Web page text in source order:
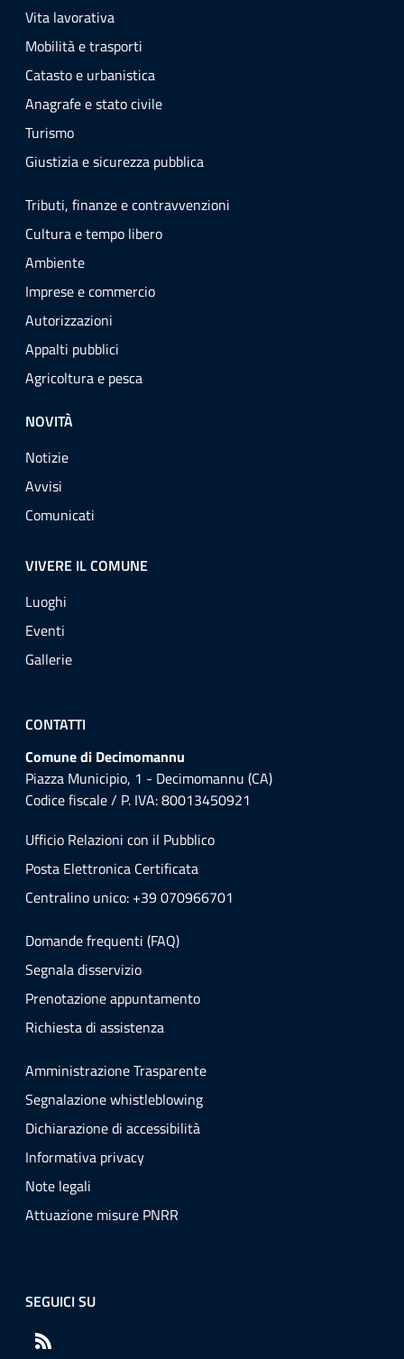
Vita lavorativa
Mobilità e trasporti
Catasto e urbanistica
Anagrafe e stato civile
Turismo
Giustizia e sicurezza pubblica
Tributi, finanze e contravvenzioni
Cultura e tempo libero
Ambiente
Imprese e commercio
Autorizzazioni
Appalti pubblici
Agricoltura e pesca
NOVITÀ
Notizie
Avvisi
Comunicati
VIVERE IL COMUNE
Luoghi
Eventi
Gallerie
CONTATTI
Comune di Decimomannu
Piazza Municipio, 1 - Decimomannu (CA)
Codice fiscale / P. IVA: 80013450921
Ufficio Relazioni con il Pubblico
Posta Elettronica Certificata
Centralino unico: +39 070966701
Domande frequenti (FAQ)
Segnala disservizio
Prenotazione appuntamento
Richiesta di assistenza
Amministrazione Trasparente
Segnalazione whistleblowing
Dichiarazione di accessibilità
Informativa privacy
Note legali
Attuazione misure PNRR
SEGUICI SU